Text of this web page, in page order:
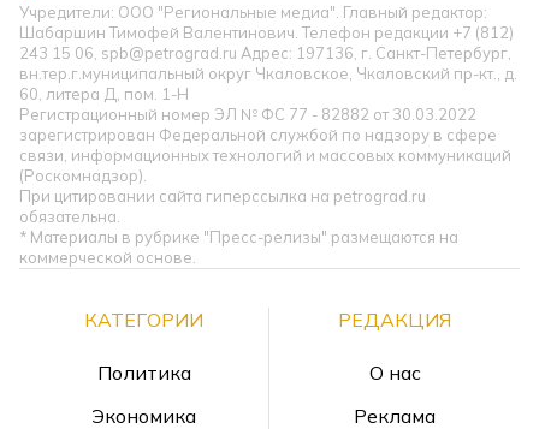
Учредители: ООО "Региональные медиа". Главный редактор:
Шабаршин Тимофей Валентинович. Телефон редакции +7 (812)
243 15 06, spb@petrograd.ru Адрес: 197136, г. Санкт-Петербург,
вн.тер.г.муниципальный округ Чкаловское, Чкаловский пр-кт., д.
60, литера Д, пом. 1-Н
Регистрационный номер ЭЛ № ФС 77 - 82882 от 30.03.2022
зарегистрирован Федеральной службой по надзору в сфере
связи, информационных технологий и массовых коммуникаций
(Роскомнадзор).
При цитировании сайта гиперссылка на petrograd.ru
обязательна.
* Материалы в рубрике "Пресс-релизы" размещаются на
коммерческой основе.
КАТЕГОРИИ
Политика
Экономика
РЕДАКЦИЯ
О нас
Реклама